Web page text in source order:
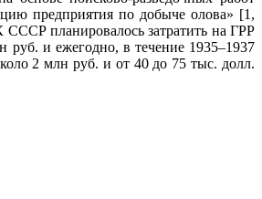
предприятия по добыче олова» [1,
планировалось затратить на ГРР
руб. и ежегодно, в течение 1935–1937
2 млн руб. и от 40 до 75 тыс. долл.